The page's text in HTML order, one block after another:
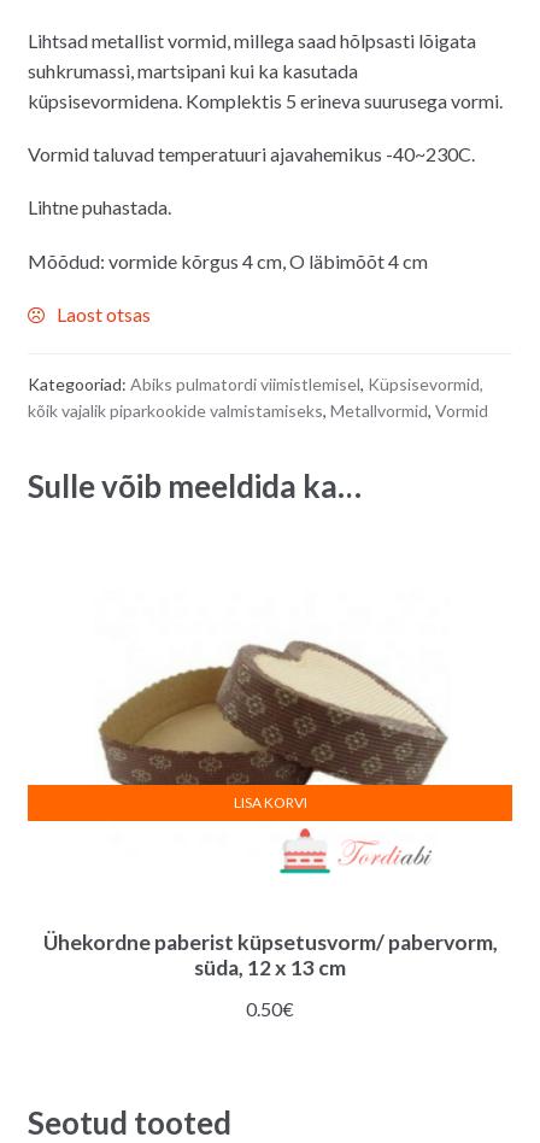
Lihtsad metallist vormid, millega saad hõlpsasti lõigata
suhkrumassi, martsipani kui ka kasutada
küpsisevormidena. Komplektis 5 erineva suurusega vormi.
Vormid taluvad temperatuuri ajavahemikus -40~230C.
Lihtne puhastada.
Mõõdud: vormide kõrgus 4 cm, O läbimõõt 4 cm
Laost otsas
Kategooriad: Abiks pulmatordi viimistlemisel, Küpsisevormid,
kõik vajalik piparkookide valmistamiseks, Metallvormid, Vormid
Sulle võib meeldida ka…
Ühekordne paberist küpsetusvorm/ pabervorm,
süda, 12 x 13 cm
0.50€
LISA KORVI
Seotud tooted